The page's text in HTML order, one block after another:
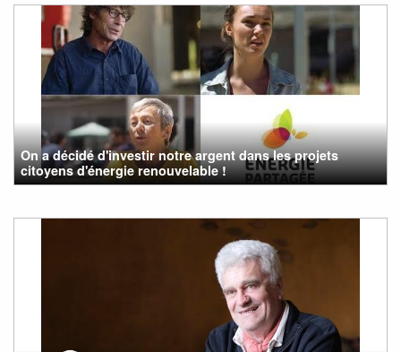
On a décidé d'investir notre argent dans les projets
citoyens d'énergie renouvelable !